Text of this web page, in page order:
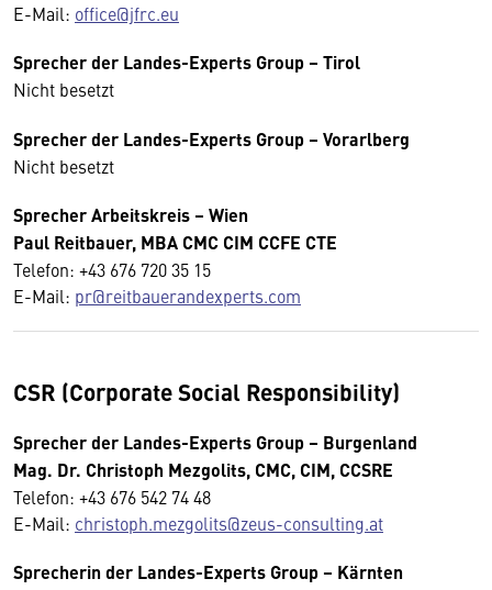
E-Mail: office@jfrc.eu
Sprecher der Landes-Experts Group – Tirol
Nicht besetzt
Sprecher der Landes-Experts Group – Vorarlberg
Nicht besetzt
SprecherArbeitskreis – Wien
Paul Reitbauer, MBA CMC CIM CCFE CTE
Telefon: +43 676 720 35 15
E-Mail: pr@reitbauerandexperts.com
CSR (Corporate Social Responsibility)
Sprecher der Landes-Experts Group – Burgenland
Mag. Dr. Christoph Mezgolits, CMC, CIM, CCSRE
Telefon: +43 676 542 74 48
E-Mail: christoph.mezgolits@zeus-consulting.at
Sprecherin der Landes-Experts Group – Kärnten